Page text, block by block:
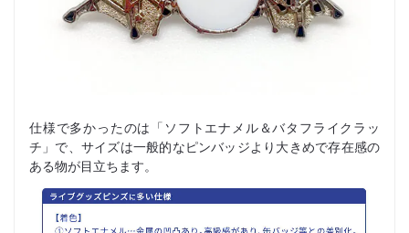
仕様で多かったのは「ソフトエナメル＆バタフライクラッ
チ」で、サイズは一般的なピンバッジより大きめで存在感の
ある物が目立ちます。